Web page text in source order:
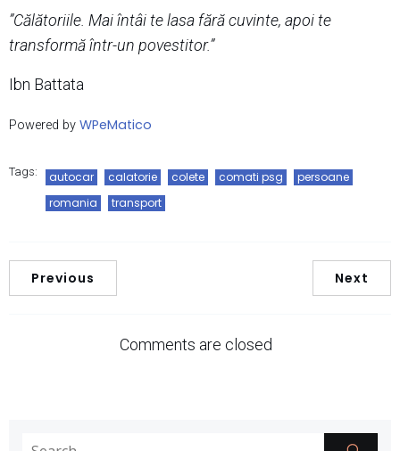
”Călătoriile. Mai întâi te lasa fără cuvinte, apoi te
transformă într-un povestitor.”
Ibn Battata
Powered by WPeMatico
Tags: autocar calatorie colete comati psg
persoane
romania
transport
Previous Next
Comments are closed